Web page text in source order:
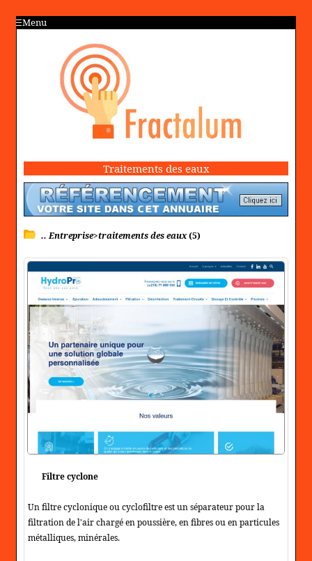
Menu
Traitements des eaux
.. Entreprise>traitements des eaux(5)
Filtre cyclone
Un filtre cyclonique ou cyclofiltre est un séparateur pour la
filtration de l'air chargé en poussière, en fibres ou en particules
métalliques, minérales.